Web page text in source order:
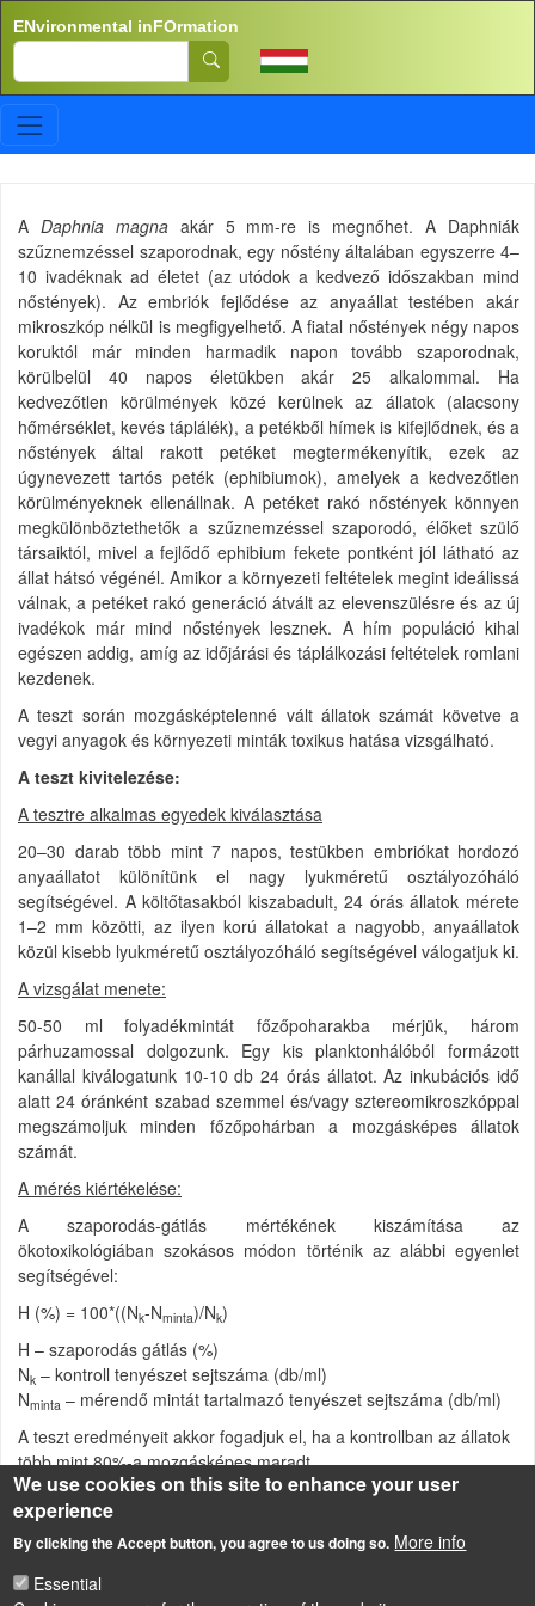
ENvironmental inFOrmation
Search
A Daphnia magnaakár 5 mm-re is megnőhet. A Daphniák
szűznemzéssel szaporodnak, egy nőstény általában egyszerre 4–
10 ivadéknak ad életet (az utódok a kedvező időszakban mind
nőstények). Az embriók fejlődése az anyaállat testében akár
mikroszkóp nélkül is megfigyelhető. A fiatal nőstények négy napos
koruktól már minden harmadik napon tovább szaporodnak,
körülbelül 40 napos életükben akár 25 alkalommal. Ha
kedvezőtlen körülmények közé kerülnek az állatok (alacsony
hőmérséklet, kevés táplálék), a petékből hímek is kifejlődnek, és a
nőstények által rakott petéket megtermékenyítik, ezek az
úgynevezett tartós peték (ephibiumok), amelyek a kedvezőtlen
körülményeknek ellenállnak. A petéket rakó nőstények könnyen
megkülönböztethetők a szűznemzéssel szaporodó, élőket szülő
társaiktól, mivel a fejlődő ephibium fekete pontként jól látható az
állat hátsó végénél. Amikor a környezeti feltételek megint ideálissá
válnak, a petéket rakó generáció átvált az elevenszülésre és az új
ivadékok már mind nőstények lesznek. A hím populáció kihal
egészen addig, amíg az időjárási és táplálkozási feltételek romlani
kezdenek.
A teszt során mozgásképtelenné vált állatok számát követve a
vegyi anyagok és környezeti minták toxikus hatása vizsgálható.
A teszt kivitelezése:
A tesztre alkalmas egyedek kiválasztása
20–30 darab több mint 7 napos, testükben embriókat hordozó
anyaállatot különítünk el nagy lyukméretű osztályozóháló
segítségével. A költőtasakból kiszabadult, 24 órás állatok mérete
1–2 mm közötti, az ilyen korú állatokat a nagyobb, anyaállatok
közül kisebb lyukméretű osztályozóháló segítségével válogatjuk ki.
A vizsgálat menete:
50-50 ml folyadékmintát főzőpoharakba mérjük, három
párhuzamossal dolgozunk. Egy kis planktonhálóból formázott
kanállal kiválogatunk 10-10 db 24 órás állatot. Az inkubációs idő
alatt 24 óránként szabad szemmel és/vagy sztereomikroszkóppal
megszámoljuk minden főzőpohárban a mozgásképes állatok
számát.
A mérés kiértékelése:
A szaporodás-gátlás mértékének kiszámítása az
ökotoxikológiában szokásos módon történik az alábbi egyenlet
segítségével:
H (%) = 100*((Nk-Nminta)/Nk)
H – szaporodás gátlás (%)
Nk – kontroll tenyészet sejtszáma (db/ml)
Nminta – mérendő mintát tartalmazó tenyészet sejtszáma (db/ml)
A teszt eredményeit akkor fogadjuk el, ha a kontrollban az állatok
több mint 80%-a mozgásképes maradt.
Source
OECD Guideline for testing of chemicals 202, Daphnia sp., Acute
Immobilisation Test and Reproduction Test, online:
http://www.oecd.org/chemicalsafety/risk-assessment/1948249.pdf
We use cookies on this site to enhance your user
experience
By clicking the Accept button, you agree to us doing so. More info
Essential